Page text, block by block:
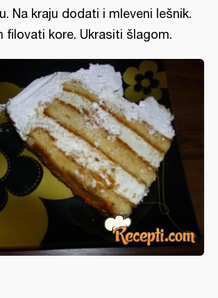
Na kraju dodati i mleveni lešnik.
filovati kore. Ukrasiti šlagom.